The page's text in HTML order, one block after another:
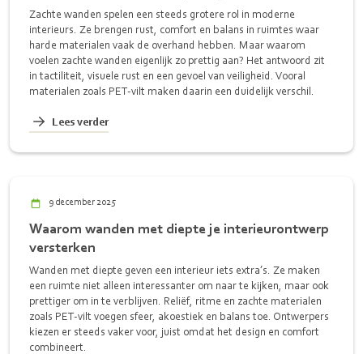
Zachte wanden spelen een steeds grotere rol in moderne
interieurs. Ze brengen rust, comfort en balans in ruimtes waar
harde materialen vaak de overhand hebben. Maar waarom
voelen zachte wanden eigenlijk zo prettig aan? Het antwoord zit
in tactiliteit, visuele rust en een gevoel van veiligheid. Vooral
materialen zoals PET-vilt maken daarin een duidelijk verschil.
Lees verder
9 december 2025
Waarom wanden met diepte je interieurontwerp
versterken
Wanden met diepte geven een interieur iets extra’s. Ze maken
een ruimte niet alleen interessanter om naar te kijken, maar ook
prettiger om in te verblijven. Reliëf, ritme en zachte materialen
zoals PET-vilt voegen sfeer, akoestiek en balans toe. Ontwerpers
kiezen er steeds vaker voor, juist omdat het design en comfort
combineert.